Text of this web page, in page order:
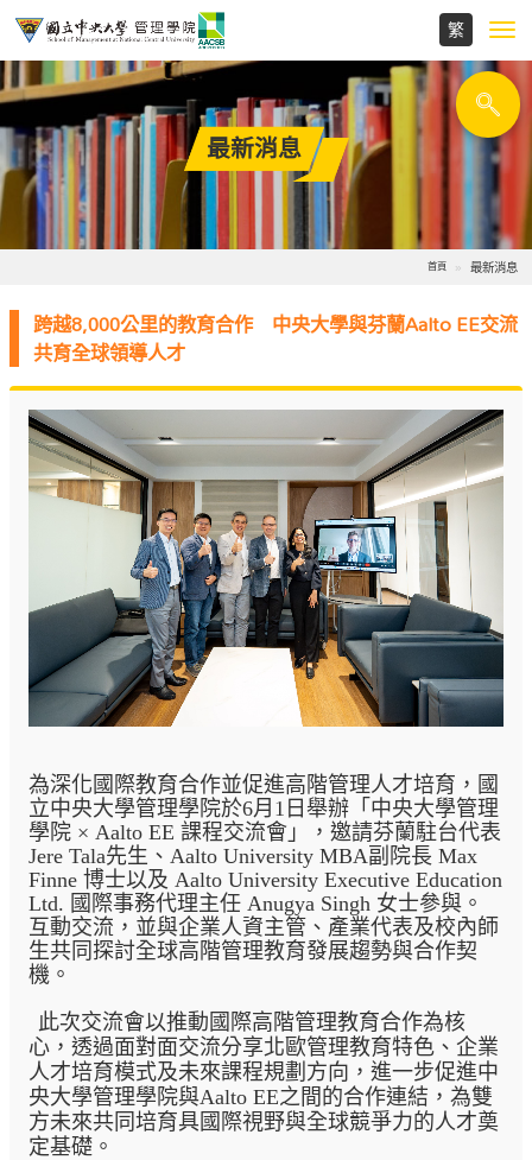
最新消息
首頁 最新消息
跨越8,000公里的教育合作 中央大學與芬蘭Aalto EE交流
共育全球領導人才
為深化國際教育合作並促進高階管理人才培育，國
立中央大學管理學院於6月1日舉辦「中央大學管理
學院 × Aalto EE 課程交流會」，邀請芬蘭駐台代表
Jere Tala先生、 Aalto University MBA副院長 Max
Finne 博士以及 Aalto University Executive Education
Ltd. 國際事務代理主任 Anugya Singh 女士參與。
互動交流，並與企業人資主管、產業代表及校內師
生共同探討全球高階管理教育發展趨勢與合作契
機。
此次交流會以推動國際高階管理教育合作為核
心，透過面對面交流分享北歐管理教育特色、企業
人才培育模式及未來課程規劃方向，進一步促進中
央大學管理學院與Aalto EE之間的合作連結，為雙
方未來共同培育具國際視野與全球競爭力的人才奠
定基礎。